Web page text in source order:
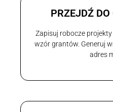
PRZEJDŹ DO
Zapisuj robocze
wzór grantów. Generuj
adres